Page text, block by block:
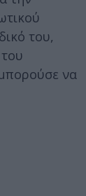
του,
να